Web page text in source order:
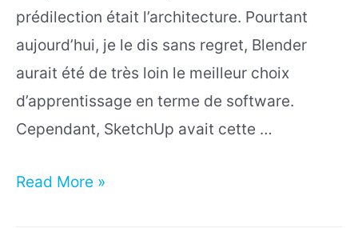
prédilection était l’architecture. Pourtant
aujourd’hui, je le dis sans regret, Blender
aurait été de très loin le meilleur choix
d’apprentissage en terme de software.
Cependant, SketchUp avait cette …
Blender
Read More »